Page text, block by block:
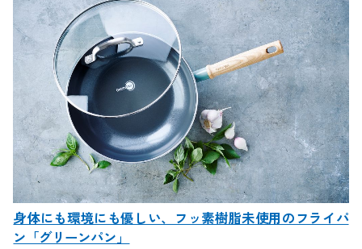
身体にも環境にも優しい、フッ素樹脂未使用のフライパ
ン「グリーンパン」